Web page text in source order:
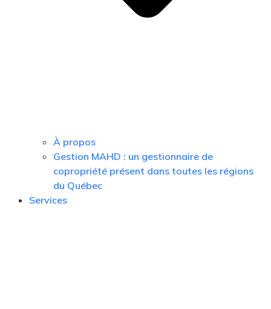
À propos
Gestion MAHD : un gestionnaire de
copropriété présent dans toutes les régions
du Québec
Services